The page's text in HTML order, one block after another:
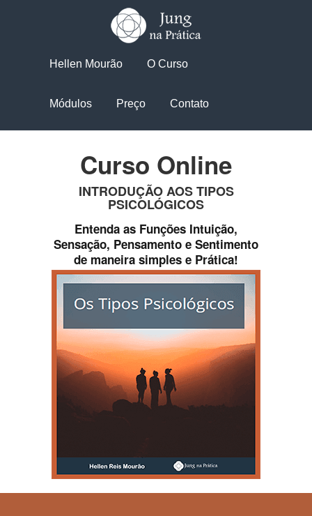
Hellen Mourão O Curso
Módulos Preço Contato
Curso Online
INTRODUÇÃO AOS TIPOS
PSICOLÓGICOS
Entenda as Funções Intuição,
Sensação, Pensamento e Sentimento
de maneira simples e Prática!